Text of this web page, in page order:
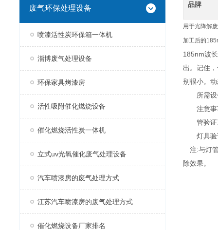
废气环保处理设备
喷漆活性炭环保箱一体机
淄博废气处理设备
环保家具烤漆房
活性吸附催化燃烧设备
催化燃烧活性炭一体机
立式uv光氧催化废气处理设备
汽车喷漆房的废气处理方式
江苏汽车喷漆房的废气处理方式
催化燃烧设备厂家排名
品牌
用于光降解
加工后的
185nm波
出。记住
别很小。
所需设备
注意事项
管验证
灯具验证
注:与灯管
除效果。